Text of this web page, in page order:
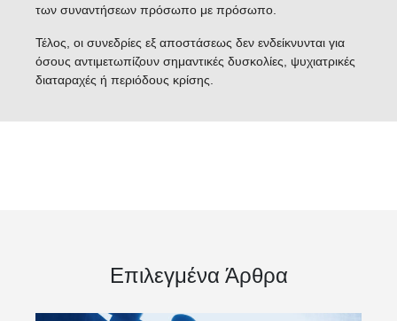
των συναντήσεων πρόσωπο με πρόσωπο.
Τέλος, οι συνεδρίες εξ αποστάσεως δεν ενδείκνυνται για
όσους αντιμετωπίζουν σημαντικές δυσκολίες, ψυχιατρικές
διαταραχές ή περιόδους κρίσης.
Επιλεγμένα Άρθρα